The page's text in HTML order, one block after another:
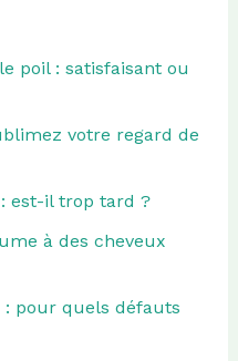
poil : satisfaisant ou
votre regard de
est-il trop tard ?
à des cheveux
: pour quels défauts